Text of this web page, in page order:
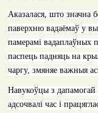
Аказалася, што значна
паверхню вадаёмаў у
памерамі вадаплаўных
паспець падняць на
чаргу, змяняе важныя
Навукоўцы з дапамогай
адсочвалі час і